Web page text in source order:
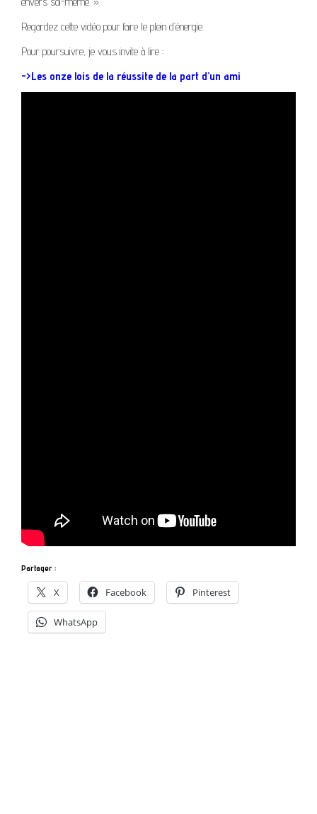
Regardez cette vidéo pour faire le plein d’énergie.
Pour poursuivre, je vous invite à lire :
->Les onze lois de la réussite de la part d’un ami
Partager :
X Facebook Pinterest
WhatsApp